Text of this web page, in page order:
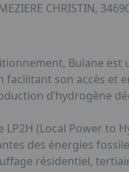
CHRISTIN,
Bulane
facilitant son accès
d’hydrogène
(Local Power to
des énergies
résidentiel,